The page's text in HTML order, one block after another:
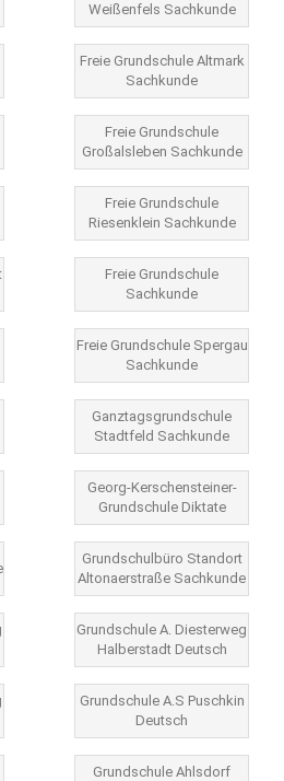
Weißenfels Sachkunde
Freie Grundschule Altmark
Sachkunde
Freie Grundschule
Großalsleben Sachkunde
Freie Grundschule
Riesenklein Sachkunde
Freie Grundschule
Sachkunde
Freie Grundschule Spergau
Sachkunde
Ganztagsgrundschule
Stadtfeld Sachkunde
Georg-Kerschensteiner-
Grundschule Diktate
Grundschulbüro Standort
Altonaerstraße Sachkunde
Grundschule A. Diesterweg
Halberstadt Deutsch
Grundschule A.S Puschkin
Deutsch
Grundschule Ahlsdorf